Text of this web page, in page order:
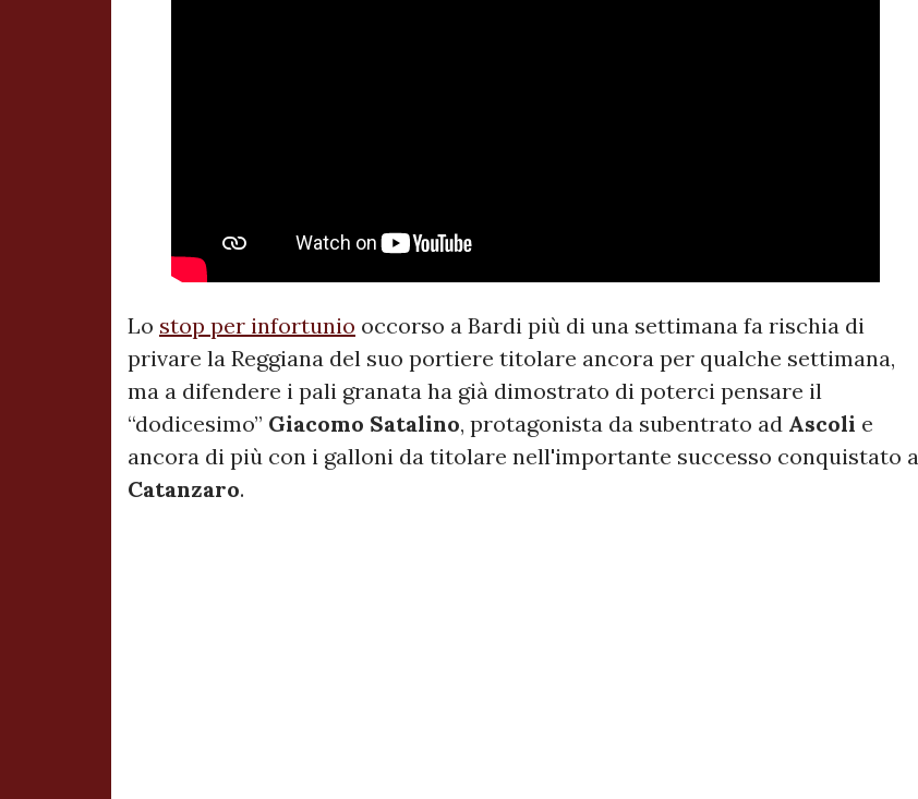
Lo stop per infortunio occorso a Bardi più di una settimana fa rischia di
privare la Reggiana del suo portiere titolare ancora per qualche settimana,
ma a difendere i pali granata ha già dimostrato di poterci pensare il
“dodicesimo” Giacomo Satalino, protagonista da subentrato ad Ascoli e
ancora di più con i galloni da titolare nell'importante successo conquistato a
Catanzaro.